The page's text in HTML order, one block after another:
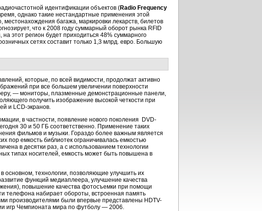
идентификации объектов (Radio Frequency
однако такие нестандартные применения этой
местонахождения багажа, маркировки лекарств, билетов
что к 2008 году суммарный оборот рынка RFID
этот регион будет приходиться 48% суммарного
сетях составит только 1,3 млрд. евро. Большую
которые, по всей видимости, продолжат активно
при все большем увеличении поверхности
— мониторы, плазменные демонстрационные панели,
получить изображение высокой четкости при
и LCD-экранов.
в частности, появление нового поколения DVD-
30 и 50 ГБ соответственно. Применение таких
фильмов и музыки. Гораздо более важным является
пор емкость библиотек ограничивалась емкостью
в десятки раз, а с использованием технологии
типах носителей, емкость может быть повышена в
основном, технологии, позволяющие улучшить их
функций медиаплеера, улучшение качества
повышение качества фотосъемки при помощи
телефона набирает обороты, встроенная память
производителями были впервые представлены HDTV-
игр Чемпионата мира по футболу — 2006.